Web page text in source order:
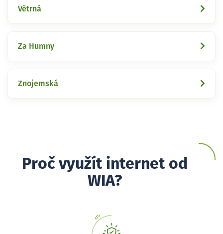
Větrná
Za Humny
Znojemská
Proč využít internet od
WIA?